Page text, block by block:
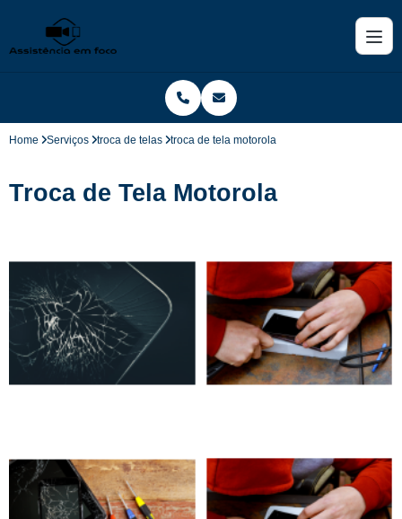
Home Serviços troca de telas troca de tela motorola
Troca de Tela Motorola